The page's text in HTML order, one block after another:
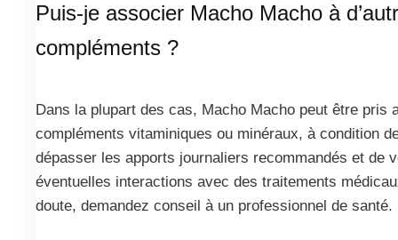
Puis-je associer Macho Macho à
compléments ?
Dans la plupart des cas, Macho Macho peut être pris
compléments vitaminiques ou minéraux, à condition
dépasser les apports journaliers recommandés et de
éventuelles interactions avec des traitements
doute, demandez conseil à un professionnel de santé.